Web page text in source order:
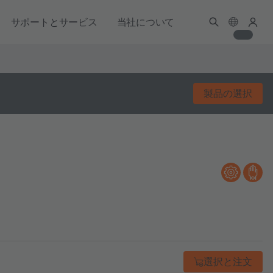
サポートとサービス 当社について
製品の選択
選択と注文